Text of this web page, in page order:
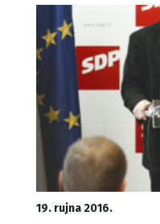
19. rujna 2016.